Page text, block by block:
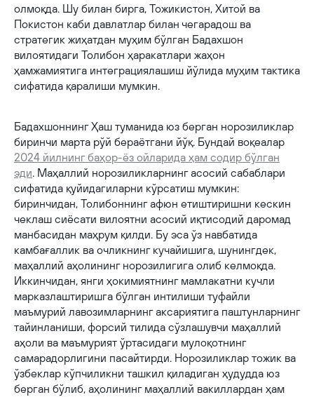
олмоқда. Шу билан бирга, Тожикистон, Хитой ва
Покистон каби давлатлар билан чегарадош ва
стратегик жиҳатдан муҳим бўлган Бадахшон
вилоятидаги Толибон ҳаракатлари жаҳон
ҳамжамиятига интеграциялашиш йўлида муҳим тактика
сифатида қаралиши мумкин.
Бадахшоннинг Ҳаш туманида юз берган норозиликлар
биринчи марта рўй бераётгани йўқ. Бундай воқеалар
2024 йилнинг баҳор-ёз ойларида ҳам содир бўлган
эди. Маҳаллий норозиликларнинг асосий сабаблари
сифатида қуйидагиларни кўрсатиш мумкин:
биринчидан, Толибоннинг афюн етиштиришни кескин
чеклаш сиёсати вилоятни асосий иқтисодий даромад
манбасидан маҳрум қилди. Бу эса ўз навбатида
камбағаллик ва очликнинг кучайишига, шунингдек,
маҳаллий аҳолининг норозилигига олиб келмоқда.
Иккинчидан, янги ҳокимиятнинг мамлакатни кучли
марказлаштиришга бўлган интилиши туфайли
маъмурий лавозимларнинг аксариятига паштунларнинг
тайинланиши, форсий тилида сўзлашувчи маҳаллий
аҳоли ва маъмурият ўртасидаги мулоқотнинг
самарадорлигини пасайтирди. Норозиликлар тожик ва
ўзбеклар кўпчиликни ташкил қиладиган ҳудудда юз
берган бўлиб, аҳолининг маҳаллий вакиллардан ҳам